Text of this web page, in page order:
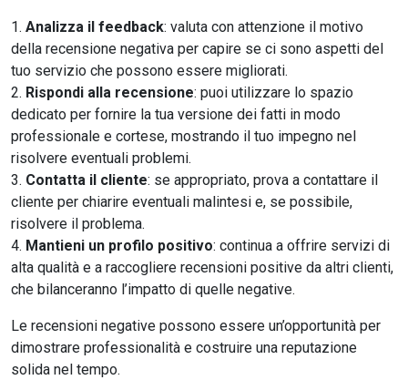
Analizza il feedback: valuta con attenzione il motivo
della recensione negativa per capire se ci sono aspetti del
tuo servizio che possono essere migliorati.
Rispondi alla recensione: puoi utilizzare lo spazio
dedicato per fornire la tua versione dei fatti in modo
professionale e cortese, mostrando il tuo impegno nel
risolvere eventuali problemi.
Contatta il cliente: se appropriato, prova a contattare il
cliente per chiarire eventuali malintesi e, se possibile,
risolvere il problema.
Mantieni un profilo positivo: continua a offrire servizi di
alta qualità e a raccogliere recensioni positive da altri clienti,
che bilanceranno l’impatto di quelle negative.
Le recensioni negative possono essere un’opportunità per
dimostrare professionalità e costruire una reputazione
solida nel tempo.